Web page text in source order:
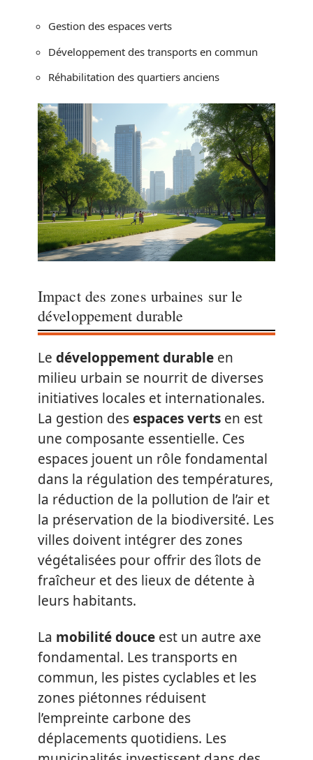
Gestion des espaces verts
Développement des transports en commun
Réhabilitation des quartiers anciens
Impact des zones urbaines sur le
développement durable
Le développement durable en
milieu urbain se nourrit de diverses
initiatives locales et internationales.
La gestion desespaces verts en est
une composante essentielle. Ces
espaces jouent un rôle fondamental
dans la régulation des températures,
la réduction de la pollution de l’air et
la préservation de la biodiversité. Les
villes doivent intégrer des zones
végétalisées pour offrir des îlots de
fraîcheur et des lieux de détente à
leurs habitants.
La mobilité douce est un autre axe
fondamental. Les transports en
commun, les pistes cyclables et les
zones piétonnes réduisent
l’empreinte carbone des
déplacements quotidiens. Les